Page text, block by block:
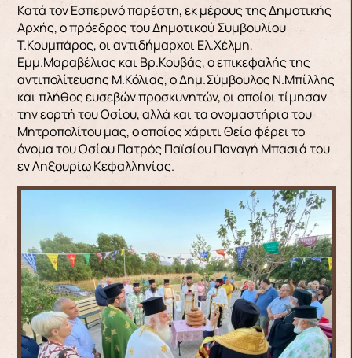
Κατά τον Εσπερινό παρέστη, εκ μέρους της Δημοτικής
Αρχής, ο πρόεδρος του Δημοτικού Συμβουλίου
Τ.Κουμπάρος, οι αντιδήμαρχοι Ελ.Χέλμη,
Εμμ.Μαραβέλιας και Βρ.Κουβάς, ο επικεφαλής της
αντιπολίτευσης Μ.Κόλιας, ο Δημ.Σύμβουλος Ν.Μπίλλης
και πλήθος ευσεβών προσκυνητών, οι οποίοι τίμησαν
την εορτή του Οσίου, αλλά και τα ονομαστήρια του
Μητροπολίτου μας, ο οποίος χάριτι Θεία φέρει το
όνομα του Οσίου Πατρός Παϊσίου Παναγή Μπασιά του
εν Ληξουρίω Κεφαλληνίας.